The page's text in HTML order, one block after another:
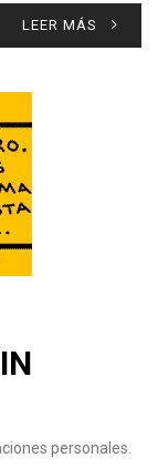
LEER MÁS
personales.